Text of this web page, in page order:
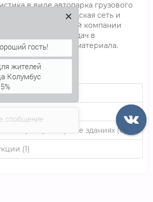
в виде автопарка грузового
складская сеть и
персонал нашей компании
поставленный задач в
или иного стройматериала.
(9)
сборно-разборные зданиях (0)
(1)
сообщение
Здравствуйте, хороший гость!
жителей
Колумбус